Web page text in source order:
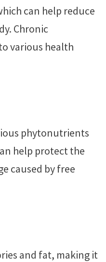
can help reduce
Chronic
various health
phytonutrients
help protect the
caused by free
and fat, making it